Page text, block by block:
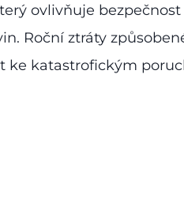
ovlivňuje bezpečnost
Roční ztráty
ke katastrofickým